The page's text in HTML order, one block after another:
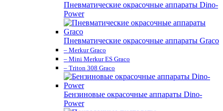
Пневматические окрасочные аппараты Dino-
Power
Пневматические окрасочные аппараты Graco
– Merkur Graco
– Mini Merkur ES Graco
– Triton 308 Graco
Бензиновые окрасочные аппараты Dino-
Power